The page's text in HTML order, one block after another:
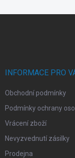
INFORMACE PRO
Obchodní podmínky
Podmínky ochrany
Vrácení zboží
Nevyzvednutí zásilky
Prodejna